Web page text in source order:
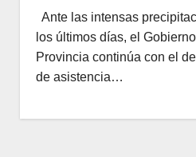
Ante las intensas
los últimos días, el
Provincia continúa con el
de asistencia…